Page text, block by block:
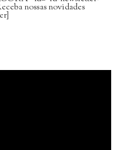
nossas novidades